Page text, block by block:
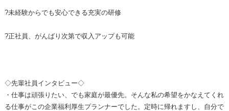
?未経験からでも安心できる充実の研修
?正社員、がんばり次第で収入アップも可能
◇先輩社員インタビュー◇
・仕事は頑張りたい、でも家庭が最優先。そんな私の希望をかなえてくれ
る仕事がこの企業福利厚生プランナーでした。定時に帰れますし、自分で